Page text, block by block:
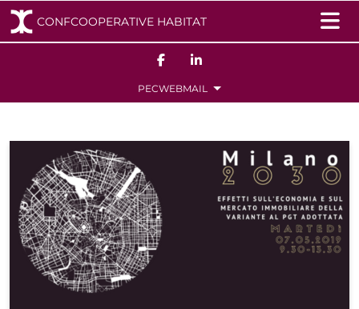
PECWEBMAIL
Navigazione principale
CONFCOOPERATIVE HABITAT